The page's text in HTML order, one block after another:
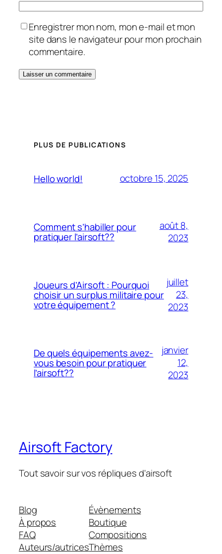
Enregistrer mon nom, mon e-mail et mon
site dans le navigateur pour mon prochain
commentaire.
PLUS DE PUBLICATIONS
Hello world! octobre 15, 2025
Comment s’habiller pour
pratiquer l’airsoft??
août 8,
2023
Joueurs d’Airsoft : Pourquoi
choisir un surplus militaire pour
votre équipement ?
juillet
23,
2023
De quels équipements avez-
vous besoin pour pratiquer
l’airsoft??
janvier
12,
2023
Airsoft Factory
Tout savoir sur vos répliques d'airsoft
Blog
À propos
FAQ
Auteurs/autrices
Évènements
Boutique
Compositions
Thèmes